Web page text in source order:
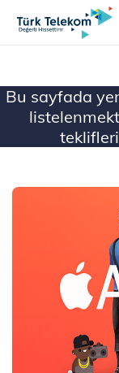
Bu sayfada
Ana Sayfa Mobil